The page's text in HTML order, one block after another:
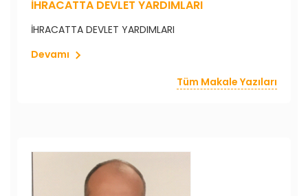
İHRACATTA DEVLET YARDIMLARI
İHRACATTA DEVLET YARDIMLARI
Devamı
Tüm Makale Yazıları